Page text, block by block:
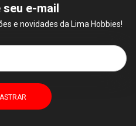
e-mail
e novidades da Lima Hobbies!